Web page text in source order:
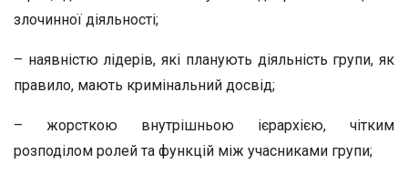
злочинної діяльності;
– наявністю лідерів, які планують діяльність групи, як
правило, мають кримінальний досвід;
– жорсткою внутрішньою ієрархією, чітким
розподілом ролей та функцій між учасниками групи;